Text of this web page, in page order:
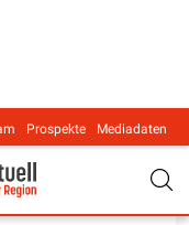
Prospekte Mediadaten